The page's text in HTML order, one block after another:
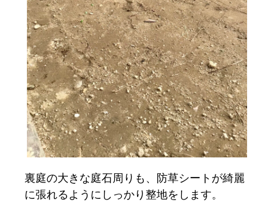
裏庭の大きな庭石周りも、防草シートが綺麗
に張れるようにしっかり整地をします。